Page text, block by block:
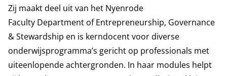
Zij maakt deel uit van het Nyenrode
Faculty Department ofEntrepreneurship, Governance
& Stewardship en is kerndocent voor diverse
onderwijsprogramma’s gericht op professionals met
uiteenlopende achtergronden. In haar modules helpt